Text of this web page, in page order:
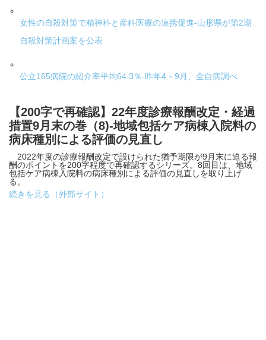
女性の自殺対策で精神科と産科医療の連携促進-山形県が第2期
自殺対策計画案を公表
公立165病院の紹介率平均64.3％-昨年4－9月、全自病調べ
【200字で再確認】22年度診療報酬改定・経過
措置9月末の巻（8)-地域包括ケア病棟入院料の
病床種別による評価の見直し
2022年度の診療報酬改定で設けられた猶予期限が9月末に迫る報
酬のポイントを200字程度で再確認するシリーズ。8回目は、地域
包括ケア病棟入院料の病床種別による評価の見直しを取り上げ
る。
続きを見る（外部サイト）